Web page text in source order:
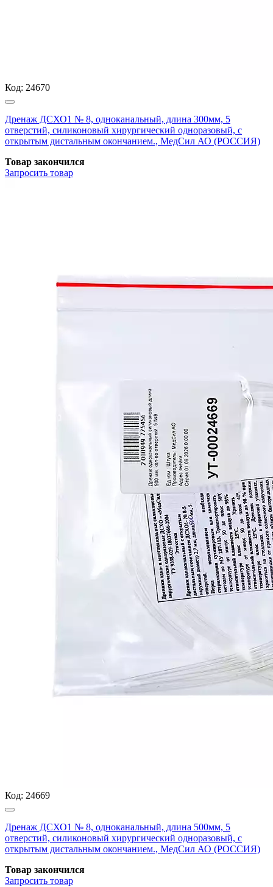
Код: 24670
Дренаж ДСХО1 № 8, одноканальный, длина 300мм, 5
отверстий, силиконовый хирургический одноразовый, с
открытым дистальным окончанием., МедСил АО (РОССИЯ)
Товар закончился
Запросить товар
Код: 24669
Дренаж ДСХО1 № 8, одноканальный, длина 500мм, 5
отверстий, силиконовый хирургический одноразовый, с
открытым дистальным окончанием., МедСил АО (РОССИЯ)
Товар закончился
Запросить товар